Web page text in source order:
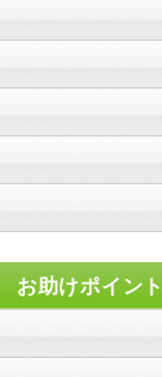
お助けポイン